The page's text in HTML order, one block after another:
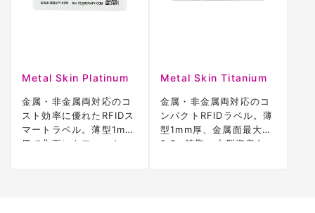
Metal Skin Platinum
金属・非金属両対応のコ
スト効率に優れたRFIDス
マートラベル。薄型1mm
厚で曲面にもフィット。
Metal Skin Titanium
金属・非金属両対応のコ
ンパクトRFIDラベル。薄
型1mm厚、金属面最大
2.5m読取。小型資産向